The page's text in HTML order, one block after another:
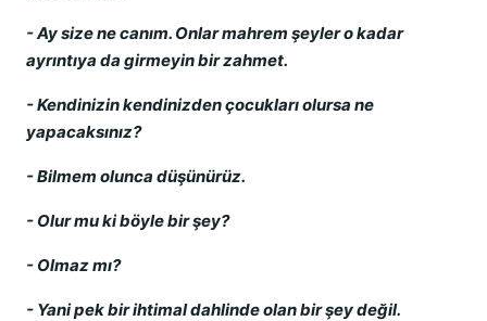
- Ay size ne canım. Onlar mahrem şeyler o kadar
ayrıntıya da girmeyin bir zahmet.
- Kendinizin kendinizden çocukları olursa ne
yapacaksınız?
- Bilmem olunca düşünürüz.
- Olur mu ki böyle bir şey?
- Olmaz mı?
- Yani pek bir ihtimal dahlinde olan bir şey değil.